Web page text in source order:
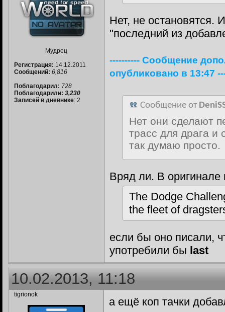
Мудрец
Регистрация: 14.12.2011
Сообщений: 6,816
Поблагодарил: 728
Поблагодарили: 3,230
Записей в дневнике: 2
Нет, не остановятся.
"последний из
---------- Сообщение
опубликовано в 13:47
Сообщение от
Нет они сделают
трасс для драга и
так думаю просто.
Вряд ли. В оригинале
The Dodge
the fleet of
если бы оно писали,
употребили бы last
10.02.2013, 11:18
tigrionok
а ещё коп тачки